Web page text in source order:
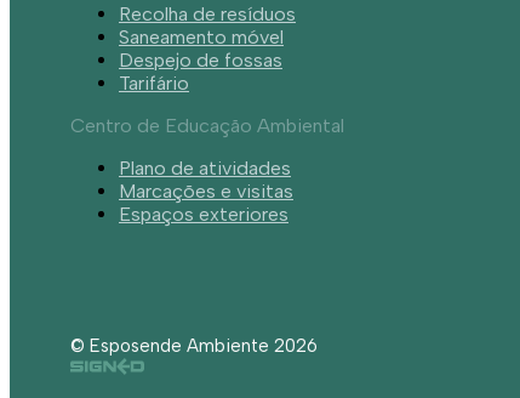
Recolha de resíduos
Saneamento móvel
Despejo de fossas
Tarifário
Centro de Educação Ambiental
Plano de atividades
Marcações e visitas
Espaços exteriores
© Esposende Ambiente 2026